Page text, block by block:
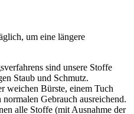
um eine längere
sind unsere Stoffe
Staub und Schmutz.
weichen Bürste, einem Tuch
Gebrauch ausreichend.
alle Stoffe (mit Ausnahme der